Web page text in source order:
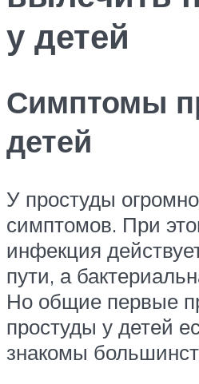
у детей
Симптомы
детей
У простуды
симптомов. При
инфекция
пути, а
Но общие первые
простуды у детей
знакомы